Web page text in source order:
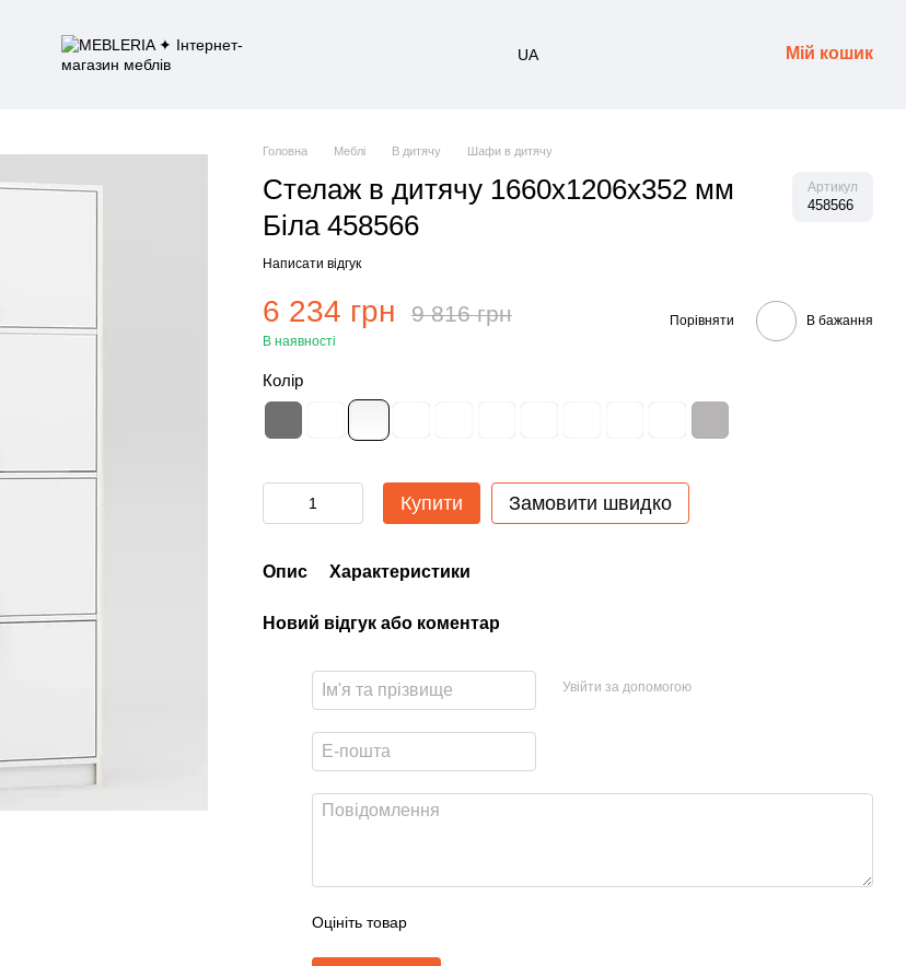
UA Мій кошик
Головна Меблі В дитячу Шафи в дитячу
Стелаж в дитячу 1660х1206х352 мм
Біла 458566
Артикул
458566
Написати відгук
6 234 грн 9 816 грн
В наявності
Порівняти В бажання
Колір
Купити Замовити швидко
Опис Характеристики
Новий відгук або коментар
Увійти за допомогою
Оцініть товар